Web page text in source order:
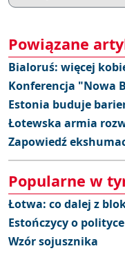
Powiązane
Bialoruś: więcej
Konferencja "Nowa
Estonia buduje
Łotewska armia
Zapowiedź
Popularne w
Łotwa: co dalej z
Estończycy o
Wzór sojusznika